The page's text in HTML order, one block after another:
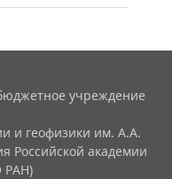
учреждение
и геофизики им. А.А.
Российской академии
РАН)